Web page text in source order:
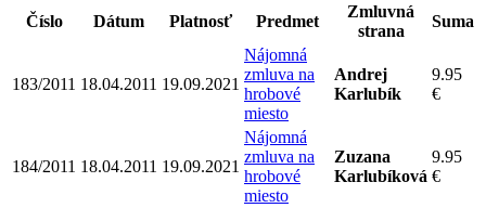
Číslo Dátum Platnosť Predmet
Zmluvná
strana
Suma
183/2011 18.04.2011 19.09.2021
Nájomná
zmluva na
hrobové
miesto
Andrej
Karlubík
9.95
€
184/2011 18.04.2011 19.09.2021
Nájomná
zmluva na
hrobové
miesto
Zuzana
Karlubíková
9.95
€